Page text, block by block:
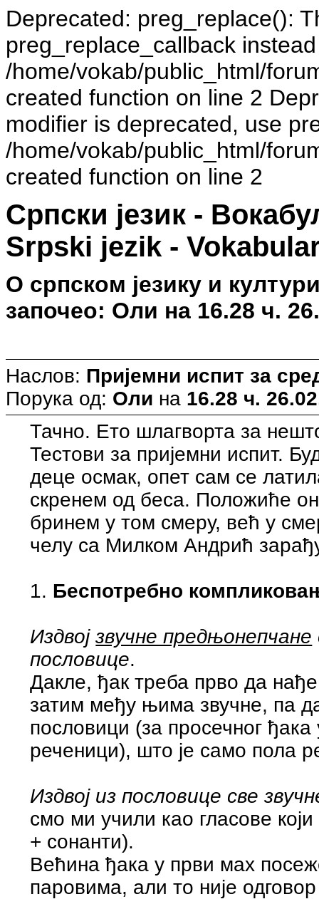
Deprecated: preg_replace():
preg_replace_callback
/home/vokab/public_html/
created function on line 2
modifier is deprecated, use
/home/vokab/public_html/
created function on line 2
Српски језик -
Srpski jezik -
О српском језику и
започео: Оли на 16.28 ч.
Наслов: Пријемни испит за
Порука од: Оли на 16.28 ч.
Тачно. Ето шлагворта за
Тестови за пријемни испит.
деце осмак, опет сам се
скренем од беса. Положиће
бринем у том смеру, већ у
челу са Милком Андрић
1. Беспотребно
Издвојзвучне предњонепчане
пословице.
Дакле, ђак треба прво да
затим међу њима звучне, па
пословици (за просечног ђака
реченици), што је само пола
Издвој из пословице све
смо ми учили као гласове
+ сонанти).
Већина ђака у први мах
паровима, али то није